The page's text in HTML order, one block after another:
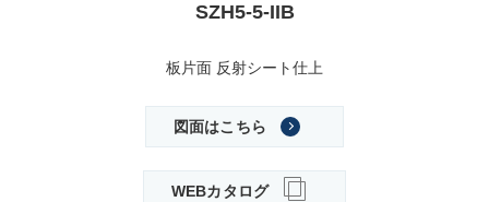
SZH5-5-IIB
板片面 反射シート仕上
図面はこちら
WEBカタログ